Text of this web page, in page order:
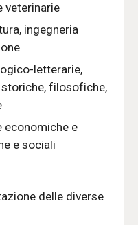
veterinarie
ingegneria
letterarie,
filosofiche,
economiche e
e sociali
delle diverse